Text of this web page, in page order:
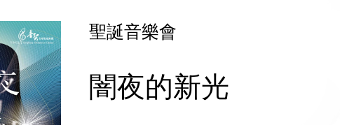
聖誕音樂會
闇夜的新光